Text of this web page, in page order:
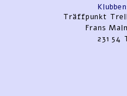
Träffpunkt
Frans
231 54